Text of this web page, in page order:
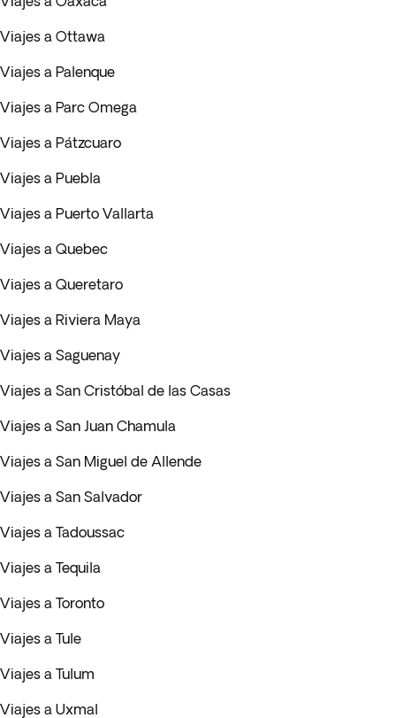
Viajes a Ottawa
Viajes a Palenque
Viajes a Parc Omega
Viajes a Pátzcuaro
Viajes a Puebla
Viajes a Puerto Vallarta
Viajes a Quebec
Viajes a Queretaro
Viajes a Riviera Maya
Viajes a Saguenay
Viajes a San Cristóbal de las Casas
Viajes a San Juan Chamula
Viajes a San Miguel de Allende
Viajes a San Salvador
Viajes a Tadoussac
Viajes a Tequila
Viajes a Toronto
Viajes a Tule
Viajes a Tulum
Viajes a Uxmal